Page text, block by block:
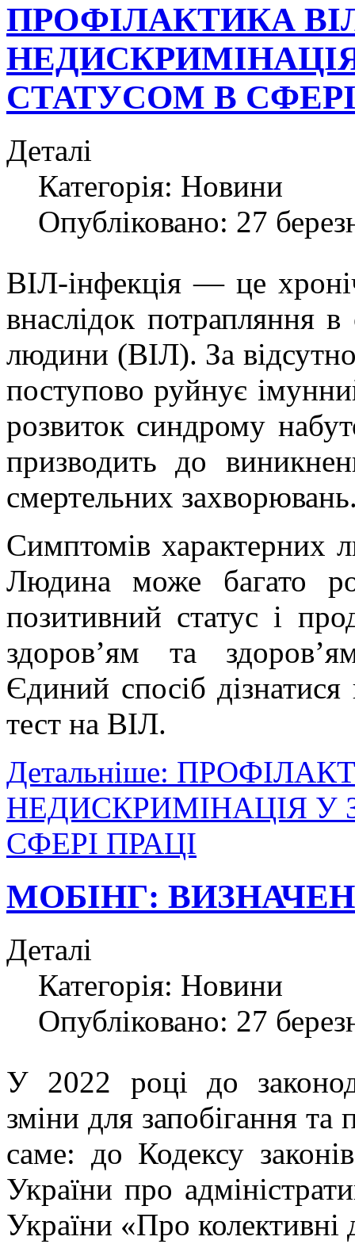
ПРОФІЛАКТИКА
НЕДИСКРИМІНАЦІЯ
СТАТУСОМ В
Деталі
Категорія: Новини
Опубліковано: 27
ВІЛ-інфекція — це
внаслідок потрапляння в
людини (ВІЛ). За
поступово руйнує
розвиток синдрому
призводить до
смертельних
Симптомів характерних
Людина може багато
позитивний статус і
здоров’ям та
Єдиний спосіб
тест на ВІЛ.
Детальніше:
НЕДИСКРИМІНАЦІЯ У
СФЕРІ ПРАЦІ
МОБІНГ:
Деталі
Категорія: Новини
Опубліковано: 27
У 2022 році до
зміни для запобігання
саме: до Кодексу
України про
України «Про колективні